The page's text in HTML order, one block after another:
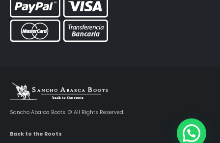
Sancho Abarca Boots. © All Rights Reserved.
Back to the Roots